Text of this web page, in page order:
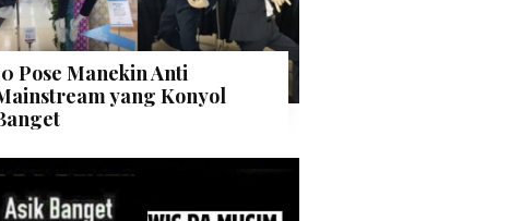
Pose Manekin Anti
yang Konyol